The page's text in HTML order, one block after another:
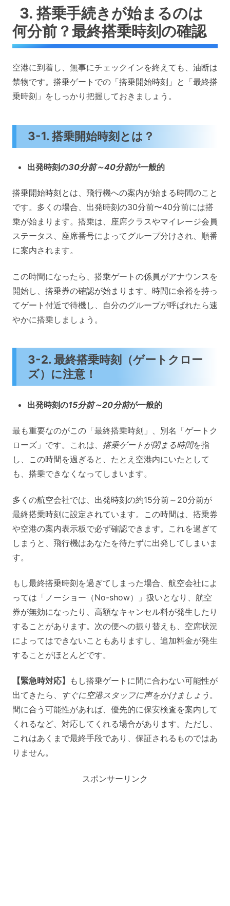
3. 搭乗手続きが始まるのは
何分前？最終搭乗時刻の確認
空港に到着し、無事にチェックインを終えても、油断は
禁物です。搭乗ゲートでの「搭乗開始時刻」と「最終搭
乗時刻」をしっかり把握しておきましょう。
3-1. 搭乗開始時刻とは？
出発時刻の30分前～40分前が一般的
搭乗開始時刻とは、飛行機への案内が始まる時間のこと
です。多くの場合、出発時刻の30分前〜40分前には搭
乗が始まります。搭乗は、座席クラスやマイレージ会員
ステータス、座席番号によってグループ分けされ、順番
に案内されます。
この時間になったら、搭乗ゲートの係員がアナウンスを
開始し、搭乗券の確認が始まります。時間に余裕を持っ
てゲート付近で待機し、自分のグループが呼ばれたら速
やかに搭乗しましょう。
3-2. 最終搭乗時刻（ゲートクロー
ズ）に注意！
出発時刻の15分前～20分前が一般的
最も重要なのがこの「最終搭乗時刻」、別名「ゲートク
ローズ」です。これは、 搭乗ゲートが閉まる時間を指
し、この時間を過ぎると、たとえ空港内にいたとして
も、搭乗できなくなってしまいます。
多くの航空会社では、出発時刻の約15分前～20分前が
最終搭乗時刻に設定されています。この時間は、搭乗券
や空港の案内表示板で必ず確認できます。これを過ぎて
しまうと、飛行機はあなたを待たずに出発してしまいま
す。
もし最終搭乗時刻を過ぎてしまった場合、航空会社によ
っては「ノーショー（No-show）」扱いとなり、航空
券が無効になったり、高額なキャンセル料が発生したり
することがあります。次の便への振り替えも、空席状況
によってはできないこともありますし、追加料金が発生
することがほとんどです。
【緊急時対応】
もし搭乗ゲートに間に合わない可能性が
出てきたら、 すぐに空港スタッフに声をかけましょう 。
間に合う可能性があれば、優先的に保安検査を案内して
くれるなど、対応してくれる場合があります。ただし、
これはあくまで最終手段であり、保証されるものではあ
りません。
スポンサーリンク